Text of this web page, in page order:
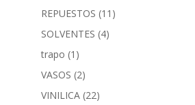
REPUESTOS (11)
SOLVENTES (4)
trapo (1)
VASOS (2)
VINILICA (22)